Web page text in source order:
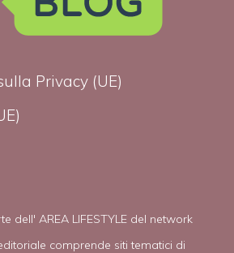
Privacy (UE)
dell' AREA LIFESTYLE del network
comprende siti tematici di